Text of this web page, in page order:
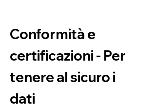
Conformità e
certificazioni - Per
tenere al sicuro i
dati